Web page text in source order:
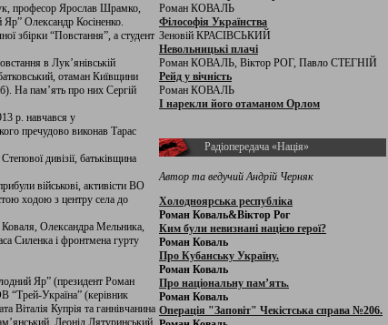
професор Ярослав Шрамко,
Олександр Косіненко.
збірки “Повстання”, а студент
в Лук’янівській
отаман Київщини
На пам’ять про них Сергій
р. навчався у
пречудово виконав Тарас
дивізії, батьківщина
військові, активісти ВО
ходою з центру села до
Коваля, Олександра Мельника,
Силенка і фронтмена гурту
Яр” (президент Роман
“Трей-Україна” (керівник
Купрія та ганнівчанина
Леонід Лятуринський
Роман КОВАЛЬ
Філософія Українства
Зеновій КРАСІВСЬКИЙ
Невольницькі плачі
Роман КОВАЛЬ, Віктор РОГ, Павло СТЕГНІЙ
Рейд у вічність
Роман КОВАЛЬ
І нарекли його отаманом Орлом
Радіопередача «Нація»
Автор та ведучий Андрій Черняк
Холодноярська республіка
Роман Коваль&Віктор Рог
Ким були невизнані нацією герої?
Роман Коваль
Про Кубанську Україну.
Роман Коваль
Про національну пам’ять.
Роман Коваль
Операція "Заповіт" Чекістська справа №206.